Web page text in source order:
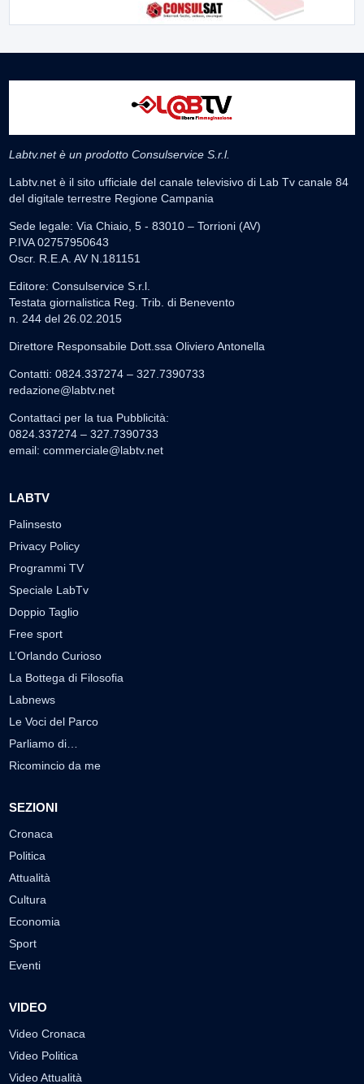
Labtv.net è un prodotto Consulservice S.r.l.
Labtv.net è il sito ufficiale del canale televisivo di Lab Tv canale 84
del digitale terrestre Regione Campania
Sede legale: Via Chiaio, 5 - 83010 – Torrioni (AV)
P.IVA 02757950643
Oscr. R.E.A. AV N.181151
Editore: Consulservice S.r.l.
Testata giornalistica Reg. Trib. di Benevento
n. 244 del 26.02.2015
Direttore Responsabile Dott.ssa Oliviero Antonella
Contatti: 0824.337274 – 327.7390733
redazione@labtv.net
Contattaci per la tua Pubblicità:
0824.337274 – 327.7390733
email: commerciale@labtv.net
LABTV
Palinsesto
Privacy Policy
Programmi TV
Speciale LabTv
Doppio Taglio
Free sport
L’Orlando Curioso
La Bottega di Filosofia
Labnews
Le Voci del Parco
Parliamo di…
Ricomincio da me
SEZIONI
Cronaca
Politica
Attualità
Cultura
Economia
Sport
Eventi
VIDEO
Video Cronaca
Video Politica
Video Attualità